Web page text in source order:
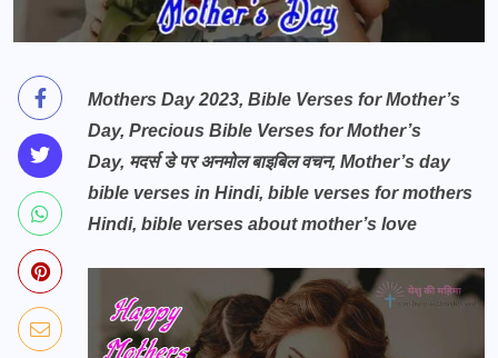
Mothers Day 2023, Bible Verses for Mother’s
Day, Precious Bible Verses for Mother’s
Day, मदर्स डे पर अनमोल बाइबिल वचन, Mother’s day
bible verses in Hindi, bible verses for mothers
Hindi, bible verses about mother’s love